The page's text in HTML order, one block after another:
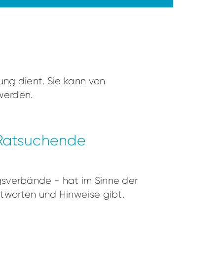
dient. Sie kann von
- hat im Sinne der
und Hinweise gibt.